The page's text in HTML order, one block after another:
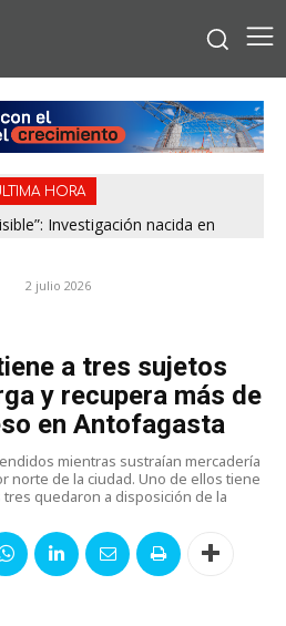
HORA
Investigación nacida en
2 julio 2026
a tres sujetos
y recupera más de
en Antofagasta
mientras sustraían mercadería
norte de la ciudad. Uno de ellos tiene
quedaron a disposición de la